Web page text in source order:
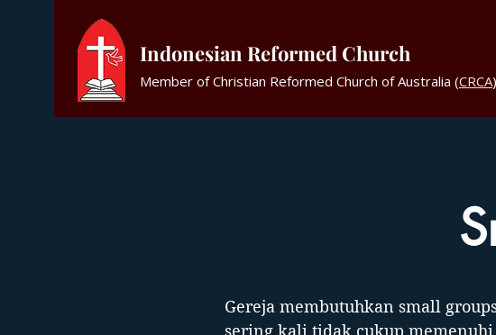
Indonesian Reformed Church
Member of Christian Reformed Church of Australia (CRCA
Gereja membutuhkan small
sering kali tidak cukup